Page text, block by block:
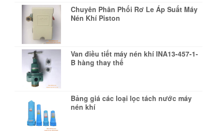
Chuyên Phân Phối Rơ Le Áp Suất Máy
Nén Khí Piston
Van điều tiết máy nén khí INA13-457-1-
B hàng thay thế
Bảng giá các loại lọc tách nước máy
nén khí